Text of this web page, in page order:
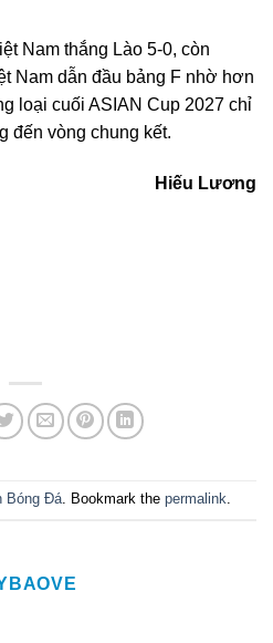
Nam thắng Lào 5-0, còn
Nam dẫn đầu bảng F nhờ hơn
loại cuối ASIAN Cup 2027 chỉ
đến vòng chung kết.
Hiếu Lương
Bóng Đá. Bookmark the permalink.